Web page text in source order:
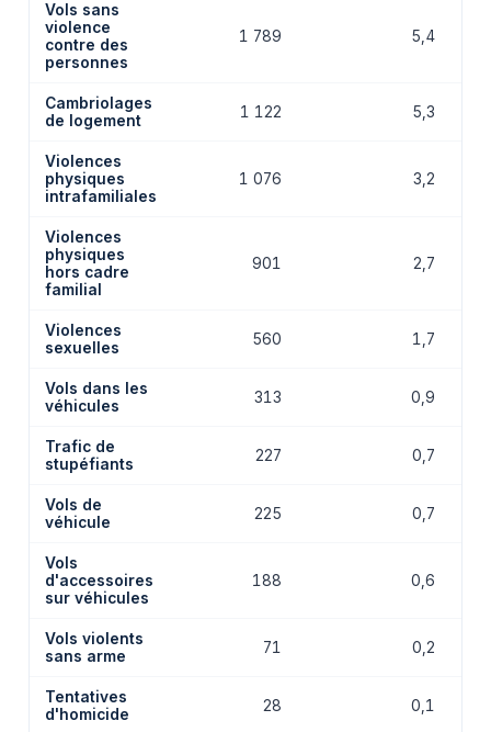
Vols sans
violence
contre des
personnes
1 789 5,4
Cambriolages
de logement
1 122 5,3
Violences
physiques
intrafamiliales
1 076 3,2
Violences
physiques
hors cadre
familial
901 2,7
Violences
sexuelles
560 1,7
Vols dans les
véhicules
313 0,9
Trafic de
stupéfiants
227 0,7
Vols de
véhicule
225 0,7
Vols
d'accessoires
sur véhicules
188 0,6
Vols violents
sans arme
71 0,2
Tentatives
d'homicide
28 0,1